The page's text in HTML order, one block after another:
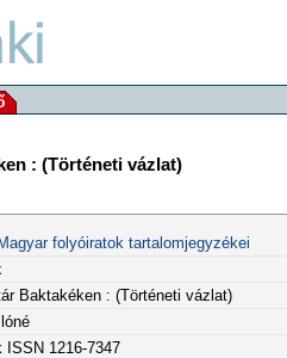
: (Történeti vázlat)
folyóiratok tartalomjegyzékei
Baktakéken : (Történeti vázlat)
ISSN 1216-7347